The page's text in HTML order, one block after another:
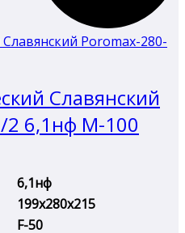
Славянский
2 6,1нф М-100
6,1нф
199х280х215
F-50